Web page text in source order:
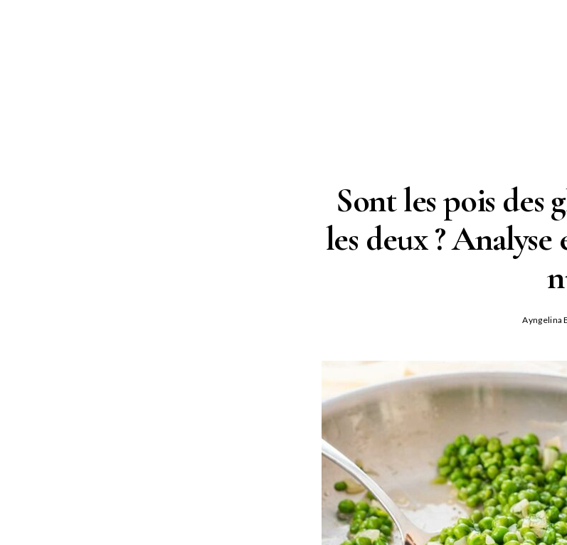
Sont les pois des
les deux ?
Ayngelina